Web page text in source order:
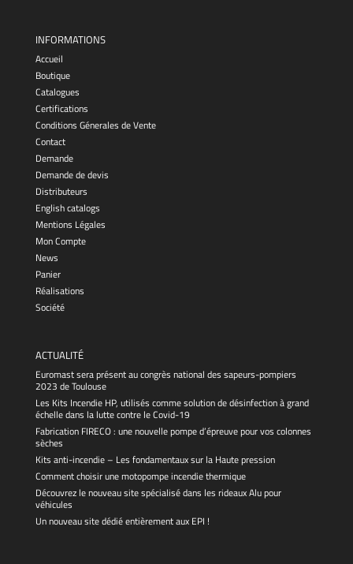
INFORMATIONS
Accueil
Boutique
Catalogues
Certifications
Conditions Génerales de Vente
Contact
Demande
Demande de devis
Distributeurs
English catalogs
Mentions Légales
Mon Compte
News
Panier
Réalisations
Société
ACTUALITÉ
Euromast sera présent au congrès national des sapeurs-pompiers
2023 de Toulouse
Les Kits Incendie HP, utilisés comme solution de désinfection à grand
échelle dans la lutte contre le Covid-19
Fabrication FIRECO : une nouvelle pompe d’épreuve pour vos colonnes
sèches
Kits anti-incendie – Les fondamentaux sur la Haute pression
Comment choisir une motopompe incendie thermique
Découvrez le nouveau site spécialisé dans les rideaux Alu pour
véhicules
Un nouveau site dédié entièrement aux EPI !